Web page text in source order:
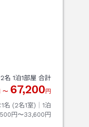
2名 1泊1部屋 合計
〜 67,200 円
名 (2名1室)｜ 1泊
円〜33,600円